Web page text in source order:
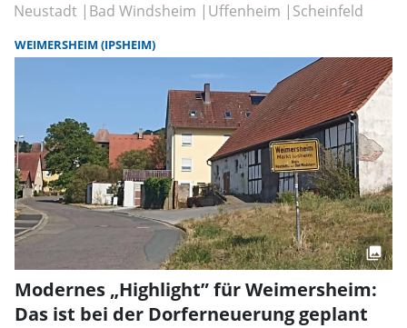
Neustadt Bad Windsheim Uffenheim Scheinfeld
WEIMERSHEIM (IPSHEIM)
Modernes „Highlight” für Weimersheim:
Das ist bei der Dorferneuerung geplant